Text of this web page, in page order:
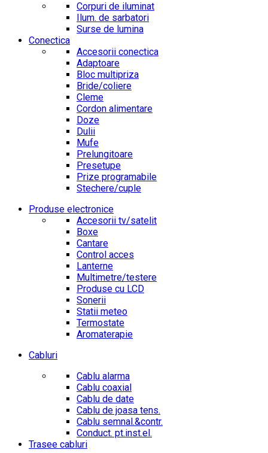
Corpuri de iluminat
Ilum. de sarbatori
Surse de lumina
Conectica
Accesorii conectica
Adaptoare
Bloc multipriza
Bride/coliere
Cleme
Cordon alimentare
Doze
Dulii
Mufe
Prelungitoare
Presetupe
Prize programabile
Stechere/cuple
Produse electronice
Accesorii tv/satelit
Boxe
Cantare
Control acces
Lanterne
Multimetre/testere
Produse cu LCD
Sonerii
Statii meteo
Termostate
Aromaterapie
Cabluri
Cablu alarma
Cablu coaxial
Cablu de date
Cablu de joasa tens.
Cablu semnal.&contr.
Conduct. pt.inst.el.
Trasee cabluri